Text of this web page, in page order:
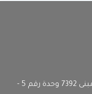
المدينة الصناعية الثانية - رقم المبنى 7392 وحدة رقم 5 -